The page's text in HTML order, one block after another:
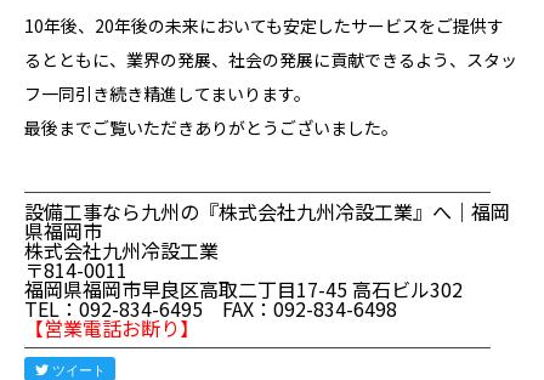
10年後、20年後の未来においても安定したサービスをご提供す
るとともに、業界の発展、社会の発展に貢献できるよう、スタッ
フ一同引き続き精進してまいります。
最後までご覧いただきありがとうございました。
────────────────────────
設備工事なら九州の『株式会社九州冷設工業』へ｜福岡
県福岡市
株式会社九州冷設工業
〒814-0011
福岡県福岡市早良区高取二丁目17-45 高石ビル302
TEL：092-834-6495 FAX：092-834-6498
【営業電話お断り】
────────────────────────
ツイート